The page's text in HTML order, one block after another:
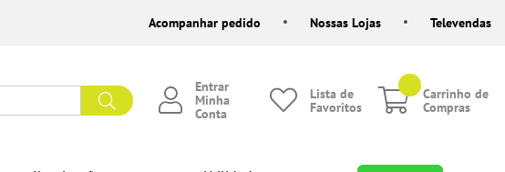
Acompanhar pedido Nossas Lojas Televendas
Entrar
Minha
Conta
Lista de
Favoritos
Carrinho de
Compras